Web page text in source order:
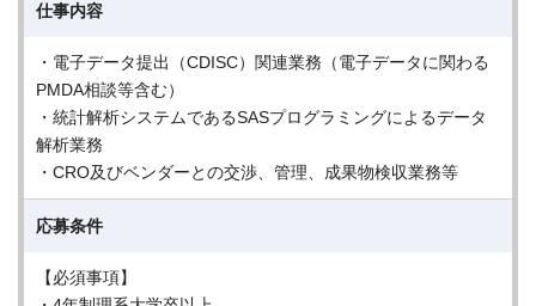
仕事内容
・電子データ提出（CDISC）関連業務（電子データに関わる
PMDA相談等含む）
・統計解析システムであるSASプログラミングによるデータ
解析業務
・CRO及びベンダーとの交渉、管理、成果物検収業務等
応募条件
【必須事項】